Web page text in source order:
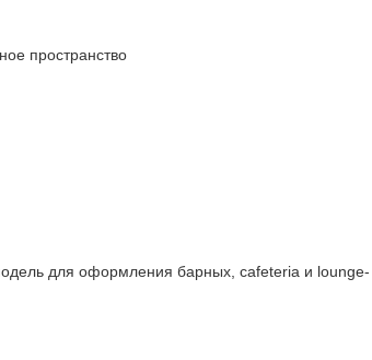
пространство
для оформления барных, cafeteria и lounge-